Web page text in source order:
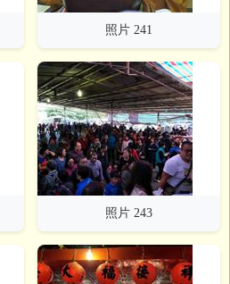
照片 241
照片 243